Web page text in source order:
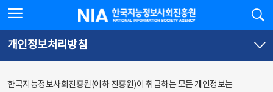
바로가기
바로가기
한국지능정보사회진흥원
개인정보처리방침
한국지능정보사회진흥원(이하 진흥원)이 취급하는 모든 개인정보는